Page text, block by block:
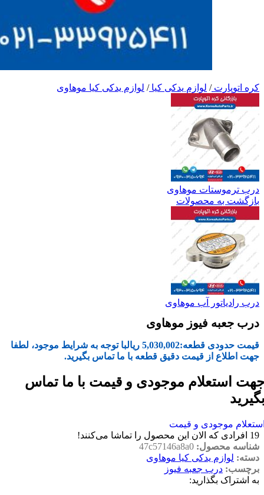
کره اتوپارت/ لوازم یدکی کیا/ لوازم یدکی کیا موهاوی
درب ترموستات موهاوی
بازگشت به محصولات
درب رادیاتور آب موهاوی
درب جعبه فیوز موهاوی
قیمت حدودی قطعه:5,030,002 ریالبا توجه به شرایط موجود، لطفا
جهت اطلاع از قیمت دقیق قطعه با ما تماس بگیرید.
استعلام موجودی و قیمت با ما تماس
موجودی و قیمت
19 افرادی که الان این محصول را تماشا می‌کنند!
شناسه محصول: 47c57146a8a0
دسته: لوازم یدکی کیا موهاوی
برچسب: درب جعبه فیوز
به اشتراک بگذارید: